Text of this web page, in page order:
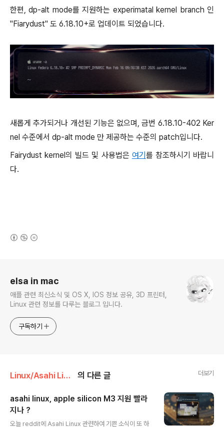
한편, dp-alt mode를 지원하는 experimatal kernel branch 인
"Fiarydust" 도 6.18.10+로 업데이트 되었습니다.
새롭게 추가되거나 개선된 기능은 없으며, 금번 6.18.10-402 Ker
nel 수준에서 dp-alt mode 만 제공하는 수준의 patch입니다.
Fairydust kernel의 빌드 및 사용법은 여기를 참조하시기 바랍니
다.
elsa in mac
애플 관련 최신소식 및 OS X, IOS 정보 공유, 3D 프린터,
Linux 관련 정보를 다루는 블로그 입니다.
구독하기
Linux/Asahi Linux 의 다른 글 더보기
asahi linux, apple silicon M3 지원 빨라
지나 ?
오늘 reddit에 Asahi Linux 관련하여 기쁜 소식이 또 하